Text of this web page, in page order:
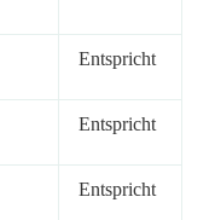
Entspricht
Entspricht
Entspricht